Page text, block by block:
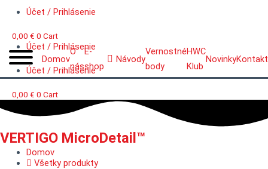
Účet / Prihlásenie
0,00 € 0 Cart
Domov
O
nás
E-
shop
Návody
Vernostné
body
HWC
Klub
NovinkyKontakt
Účet / Prihlásenie
Účet / Prihlásenie
0,00 € 0 Cart
VERTIGO MicroDetail™
Domov
Všetky produkty